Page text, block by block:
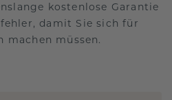
kostenlose Garantie
damit Sie sich für
machen müssen.